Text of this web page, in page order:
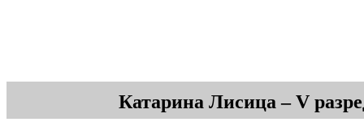
Катарина Лисица – V